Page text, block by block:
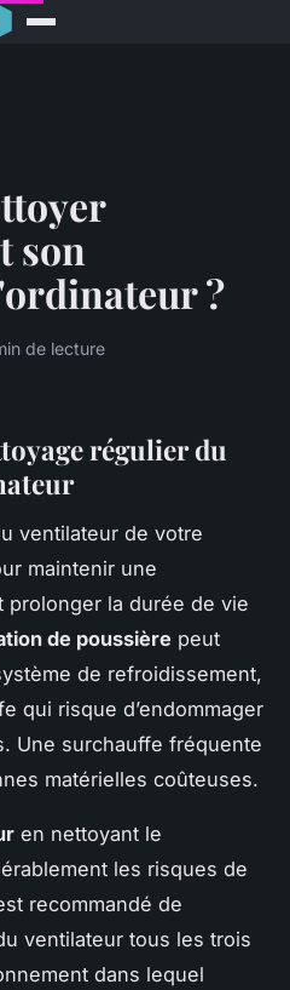
son
?
de lecture
régulier du
ventilateur de votre
maintenir une
prolonger la durée de vie
de poussière peut
de refroidissement,
qui risque d’endommager
Une surchauffe fréquente
matérielles coûteuses.
en nettoyant le
les risques de
recommandé de
ventilateur tous les trois
dans lequel